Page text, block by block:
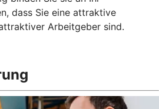
dass Sie eine attraktive
Arbeitgeber sind.